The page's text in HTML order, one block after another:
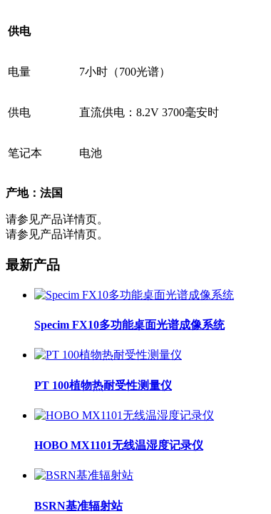
供电
电量 7小时（700光谱）
供电 直流供电：8.2V 3700毫安时
笔记本 电池
产地：法国
请参见产品详情页。
请参见产品详情页。
最新产品
Specim FX10多功能桌面光谱成像系统
PT 100植物热耐受性测量仪
HOBO MX1101无线温湿度记录仪
BSRN基准辐射站